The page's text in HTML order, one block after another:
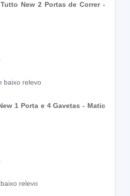
New 2 Portas de Correr -
baixo relevo
1 Porta e 4 Gavetas - Matic
relevo